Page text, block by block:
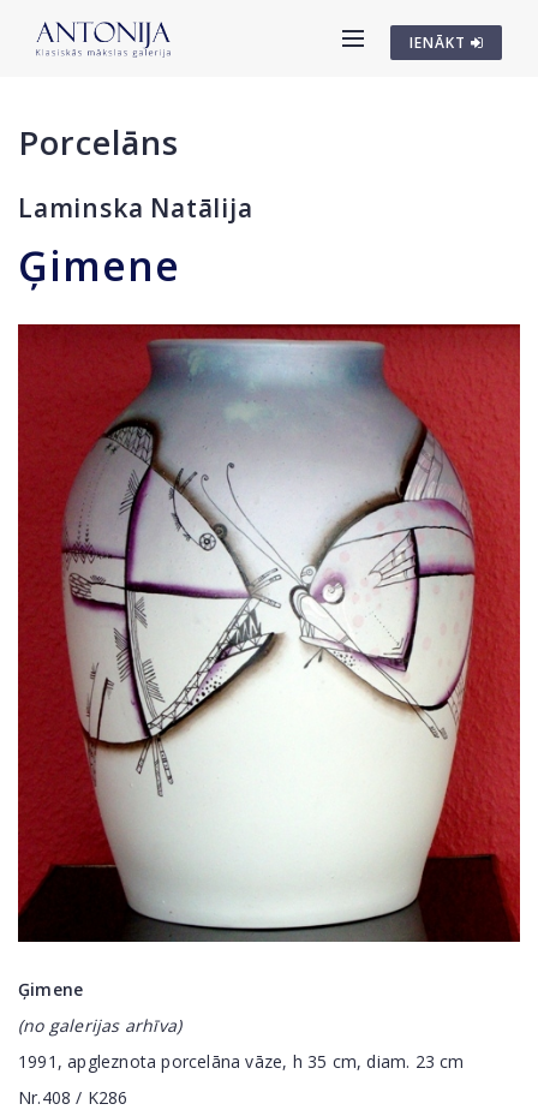
IENĀKT
Porcelāns
Laminska Natālija
Ģimene
Ģimene
(no galerijas arhīva)
1991, apgleznota porcelāna vāze, h 35 cm, diam. 23 cm
Nr.408 / K286